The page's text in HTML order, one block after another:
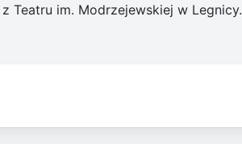
Teatru im. Modrzejewskiej w Legnicy.